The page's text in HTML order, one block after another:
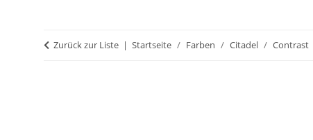
Zurück zur Liste Startseite Farben Citadel Contrast